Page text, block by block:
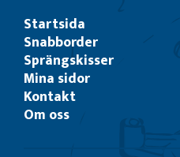
Startsida
Snabborder
Sprängskisser
Mina sidor
Kontakt
Om oss